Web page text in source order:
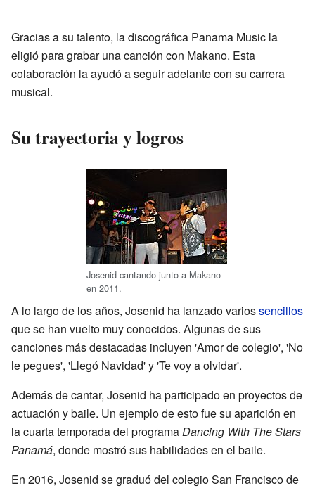
Gracias a su talento, la discográfica Panama Music la
eligió para grabar una canción con Makano. Esta
colaboración la ayudó a seguir adelante con su carrera
musical.
Su trayectoria y logros
Josenid cantando junto a Makano
en 2011.
A lo largo de los años, Josenid ha lanzado variossencillos
que se han vuelto muy conocidos. Algunas de sus
canciones más destacadas incluyen 'Amor de colegio', 'No
le pegues', 'Llegó Navidad' y 'Te voy a olvidar'.
Además de cantar, Josenid ha participado en proyectos de
actuación y baile. Un ejemplo de esto fue su aparición en
la cuarta temporada del programaDancing With The Stars
Panamá, donde mostró sus habilidades en el baile.
En 2016, Josenid se graduó del colegio San Francisco de